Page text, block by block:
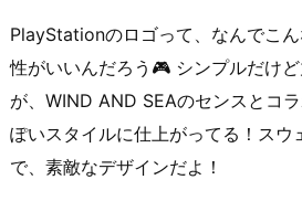
PlayStationのロゴって、なんでこ
性がいいんだろう🎮 シンプルだけ
が、WIND AND SEAのセンスとコ
ぽいスタイルに仕上がってる！スウ
で、素敵なデザインだよ！